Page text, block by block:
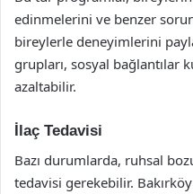
edinmelerini ve benzer
bireylerle deneyimlerini
grupları, sosyal bağlantılar
azaltabilir.
İlaç Tedavisi
Bazı durumlarda, ruhsal
tedavisi gerekebilir.